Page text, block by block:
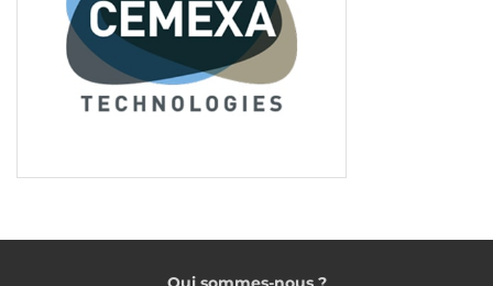
la mise en œuvre des chapes fluides.
Y a-t-il le risque d’une hausse de la
sinistralité avec la multiplication des
Oui, il y a un risque de se retrouver avec des